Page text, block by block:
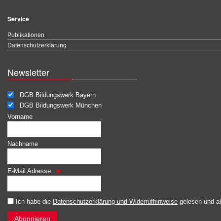
Service
Publikationen
Datenschutzerklärung
Newsletter
DGB Bildungswerk Bayern
DGB Bildungswerk München
Vorname
Nachname
E-Mail Adresse
Ich habe die Datenschutzerklärung und Widerrufhinweise gelesen und